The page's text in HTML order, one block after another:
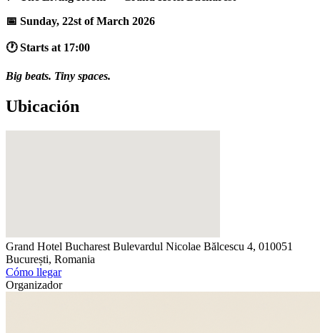
📅 Sunday, 22st of March 2026
🕐 Starts at 17:00
Big beats. Tiny spaces.
Ubicación
Grand Hotel Bucharest Bulevardul Nicolae Bălcescu 4, 010051
București, Romania
Cómo llegar
Organizador